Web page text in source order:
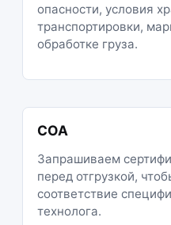
опасности, условия
транспортировки,
обработке груза.
COA
Запрашиваем
перед отгрузкой,
соответствие
технолога.